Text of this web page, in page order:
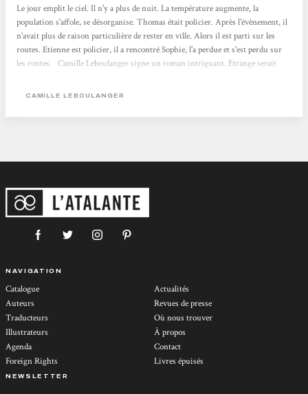
Le jour emplit le ciel. Il n'y a plus de nuit. La température augmente, la
population s'affole, se désorganise. Thomas était policier. Après l'évènement, il
n'avait plus de raison particulière de rester en ville. Alors il est parti sur les
routes. Etienne est policier, il a rencontré Sophie, l'a perdue et s'est perdu sur
les routes. Camille Leboulanger signe un roman intriguant. Etrange serait
sont impuissants, la civilisation s'effondre. La population afflue dans la rue, la
CAMILLE LEBOULANGER
NAVIGATION
Catalogue
Auteurs
Traducteurs
Illustrateurs
Agenda
Foreign Rights
Actualités
Revues de presse
Où nous trouver
À propos
Contact
Livres épuisés
NEWSLETTER